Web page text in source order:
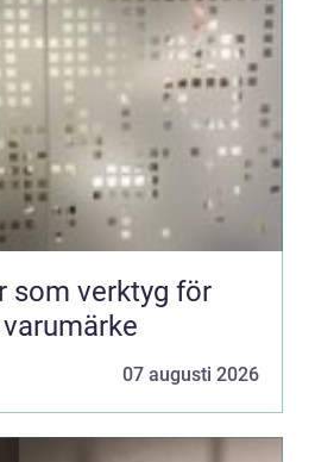
som verktyg för
07 augusti 2026